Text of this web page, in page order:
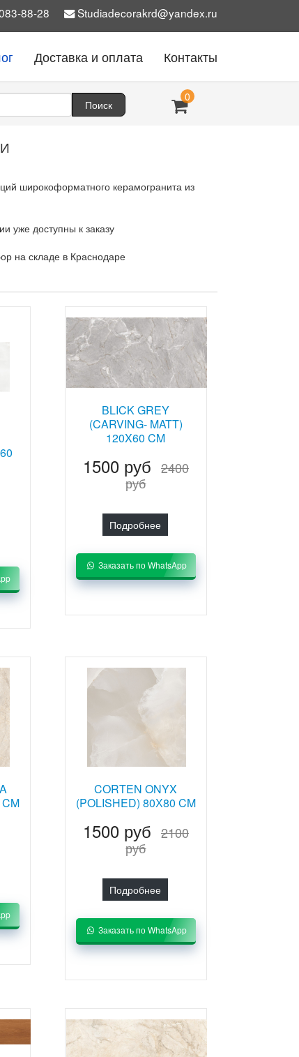
88-28 Studiadecorakrd@yandex.ru
Доставка и оплата Контакты
0
широкоформатного керамогранита из
уже доступны к заказу
на складе в Краснодаре
BLICK GREY
(CARVING- MATT)
120X60 CM
1500 руб 2400
руб
Подробнее
Заказать по WhatsApp
CORTEN ONYX
(POLISHED) 80Х80 CM
1500 руб 2100
руб
Подробнее
Заказать по WhatsApp